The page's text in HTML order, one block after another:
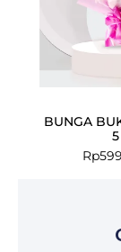
BUNGA
5
Rp